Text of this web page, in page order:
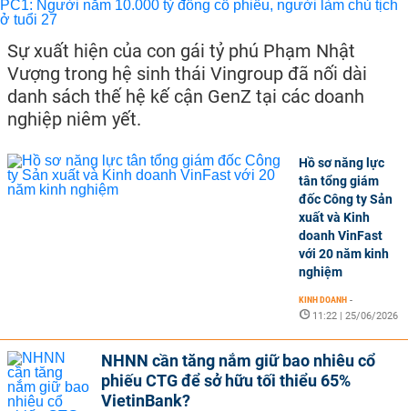
Sự xuất hiện của con gái tỷ phú Phạm Nhật
Vượng trong hệ sinh thái Vingroup đã nối dài
danh sách thế hệ kế cận GenZ tại các doanh
nghiệp niêm yết.
Hồ sơ năng lực
tân tổng giám
đốc Công ty Sản
xuất và Kinh
doanh VinFast
với 20 năm kinh
nghiệm
KINH DOANH -
11:22 | 25/06/2026
NHNN cần tăng nắm giữ bao nhiêu cổ
phiếu CTG để sở hữu tối thiểu 65%
VietinBank?